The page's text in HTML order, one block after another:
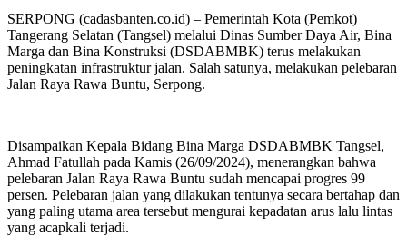
SERPONG (cadasbanten.co.id) – Pemerintah Kota (Pemkot)
Tangerang Selatan (Tangsel) melalui Dinas Sumber Daya Air, Bina
Marga dan Bina Konstruksi (DSDABMBK) terus melakukan
peningkatan infrastruktur jalan. Salah satunya, melakukan pelebaran
Jalan Raya Rawa Buntu, Serpong.
Disampaikan Kepala Bidang Bina Marga DSDABMBK Tangsel,
Ahmad Fatullah pada Kamis (26/09/2024), menerangkan bahwa
pelebaran Jalan Raya Rawa Buntu sudah mencapai progres 99
persen. Pelebaran jalan yang dilakukan tentunya secara bertahap dan
yang paling utama area tersebut mengurai kepadatan arus lalu lintas
yang acapkali terjadi.